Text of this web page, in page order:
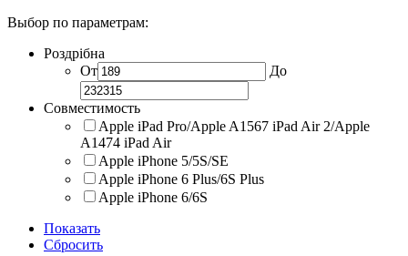
Выбор по параметрам:
Роздрібна
От
До
Совместимость
Apple iPad Pro/Apple A1567 iPad Air 2/Apple
A1474 iPad Air
Apple iPhone 5/5S/SE
Apple iPhone 6 Plus/6S Plus
Apple iPhone 6/6S
Показать
Сбросить